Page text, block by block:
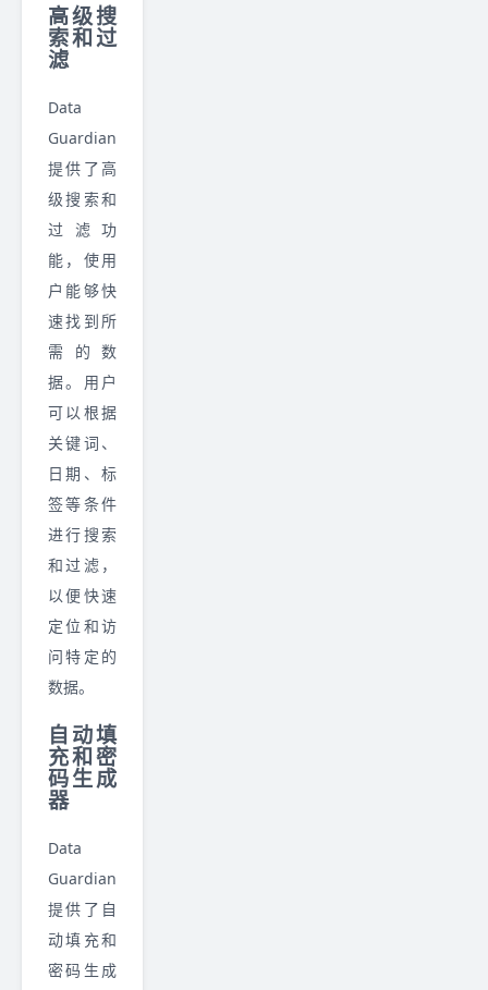
高级搜
索和过
滤
Data
Guardian
提供了高
级搜索和
过滤功
能，使用
户能够快
速找到所
需的数
据。用户
可以根据
关键词、
日期、标
签等条件
进行搜索
和过滤，
以便快速
定位和访
问特定的
数据。
自动填
充和密
码生成
器
Data
Guardian
提供了自
动填充和
密码生成